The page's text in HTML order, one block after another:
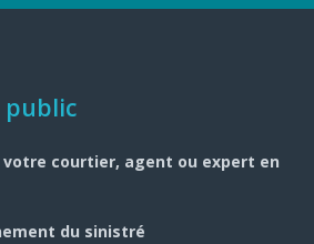
public
courtier, agent ou expert en
du sinistré